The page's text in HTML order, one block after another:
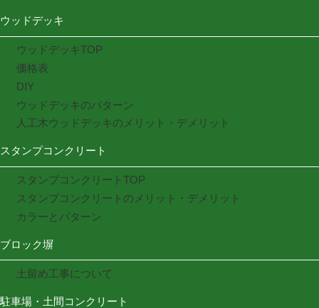
ウッドデッキ
ウッドデッキTOP
価格表
DIY
ウッドデッキのパターン
人工木ウッドデッキのメリット・デメリット
スタンプコンクリート
スタンプコンクリートTOP
スタンプコンクリートのメリット・デメリット
カラーとパターン
ブロック塀
土留め工事について
駐車場・土間コンクリート